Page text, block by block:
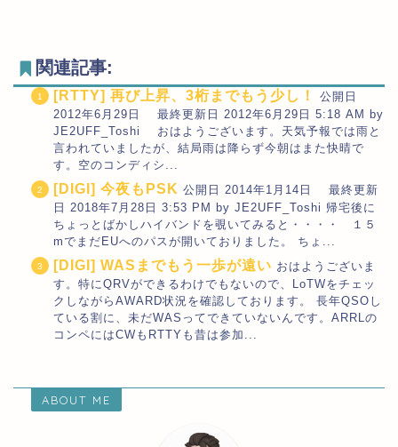
関連記事:
[RTTY] 再び上昇、3桁までもう少し！
公開日
2012年6月29日 最終更新日 2012年6月29日 5:18 AM by
JE2UFF_Toshi おはようございます。天気予報では雨と
言われていましたが、結局雨は降らず今朝はまた快晴で
す。空のコンディシ...
[DIGI] 今夜もPSK 公開日 2014年1月14日 最終更新
日 2018年7月28日 3:53 PM by JE2UFF_Toshi 帰宅後に
ちょっとばかしハイバンドを覗いてみると・・・・ １５
mでまだEUへのパスが開いておりました。 ちょ...
[DIGI] WASまでもう一歩が遠い おはようございま
す。特にQRVができるわけでもないので、LoTWをチェッ
クしながらAWARD状況を確認しております。 長年QSOし
ている割に、未だWASってできていないんです。ARRLの
コンペにはCWもRTTYも昔は参加...
ABOUT ME